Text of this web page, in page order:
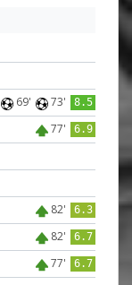
69' 73' 8.5
77' 6.9
82' 6.3
82' 6.7
77' 6.7